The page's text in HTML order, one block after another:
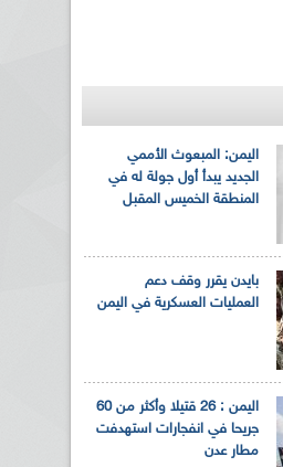
اليمن: المبعوث الأممي
الجديد يبدأ أول جولة له في
المنطقة الخميس المقبل
بايدن يقرر وقف دعم
العمليات العسكرية في اليمن
اليمن : 26 قتيلا وأكثر من 60
جريحا في انفجارات استهدفت
مطار عدن